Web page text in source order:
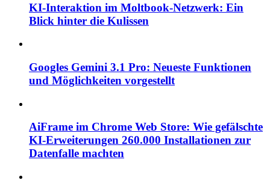
KI-Interaktion im Moltbook-Netzwerk: Ein
Blick hinter die Kulissen
Googles Gemini 3.1 Pro: Neueste Funktionen
und Möglichkeiten vorgestellt
AiFrame im Chrome Web Store: Wie gefälschte
KI-Erweiterungen 260.000 Installationen zur
Datenfalle machten